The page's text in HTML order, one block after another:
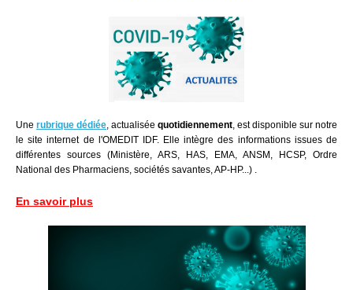
Une rubrique dédiée, actualisée quotidiennement, est disponible sur notre
le site internet de l'OMEDIT IDF. Elle intègre des informations issues de
différentes sources (Ministère, ARS, HAS, EMA, ANSM, HCSP, Ordre
National des Pharmaciens, sociétés savantes, AP-HP...) .
En savoir plus